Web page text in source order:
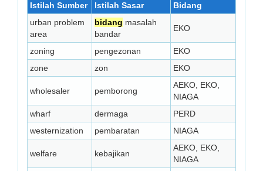
Istilah Sumber Istilah Sasar
Bidang
urban problem
area
bidang masalah
bandar
EKO
zoning pengezonan
EKO
zone
zon EKO
wholesaler pemborong
AEKO, EKO,
NIAGA
wharf
dermaga
PERD
westernization
pembaratan NIAGA
welfare kebajikan
AEKO, EKO,
NIAGA